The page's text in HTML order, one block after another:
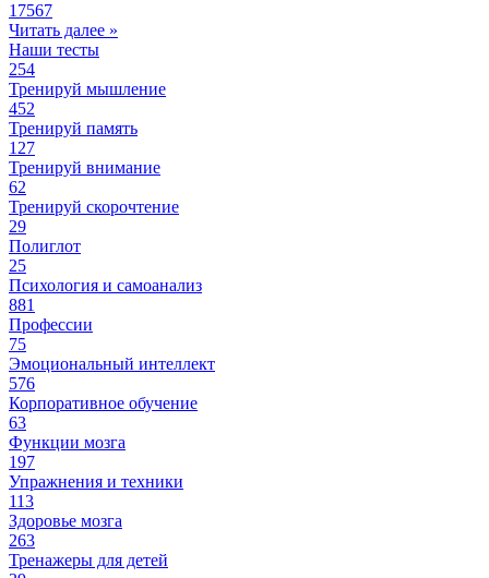
17567
Читать далее »
Наши тесты
254
Тренируй мышление
452
Тренируй память
127
Тренируй внимание
62
Тренируй скорочтение
29
Полиглот
25
Психология и самоанализ
881
Профессии
75
Эмоциональный интеллект
576
Корпоративное обучение
63
Функции мозга
197
Упражнения и техники
113
Здоровье мозга
263
Тренажеры для детей